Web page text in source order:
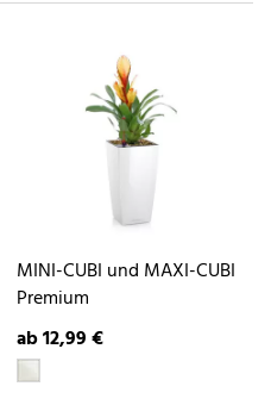
MINI-CUBI und MAXI-CUBI
Premium
ab 12,99 €